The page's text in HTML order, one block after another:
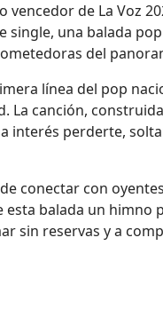
de La Voz
single, una balada
del
línea del pop
La canción,
interés perderte,
conectar con
balada un
sin reservas y a